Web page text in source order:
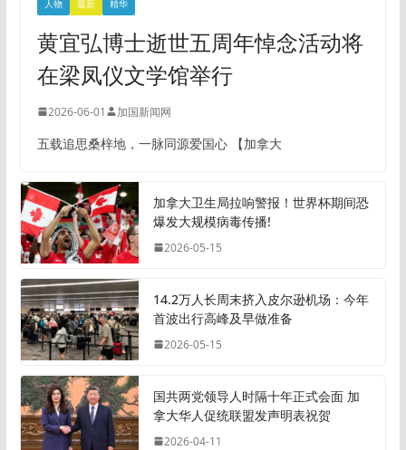
人物 最新 精华
黄宜弘博士逝世五周年悼念活动将
在梁凤仪文学馆举行
2026-06-01 加国新闻网
五载追思桑梓地，一脉同源爱国心 【加拿大
加拿大卫生局拉响警报！世界杯期间恐
爆发大规模病毒传播!
2026-05-15
14.2万人长周末挤入皮尔逊机场：今年
首波出行高峰及早做准备
2026-05-15
国共两党领导人时隔十年正式会面 加
拿大华人促统联盟发声明表祝贺
2026-04-11